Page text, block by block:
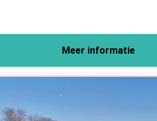
Meer informatie